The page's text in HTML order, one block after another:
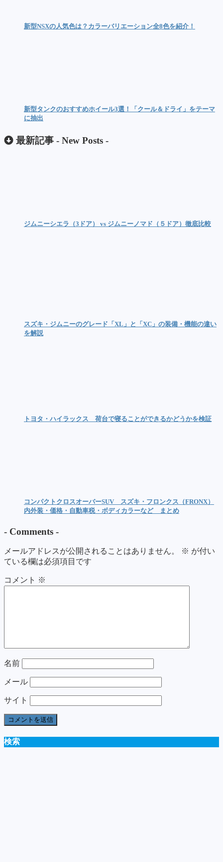
新型NSXの人気色は？カラーバリエーション全8色を紹介！
新型タンクのおすすめホイール3選！「クール＆ドライ」をテーマ
に抽出
最新記事 - New Posts -
ジムニーシエラ（3ドア） vs ジムニーノマド（５ドア）徹底比較
スズキ・ジムニーのグレード「XL」と「XC」の装備・機能の違い
を解説
トヨタ・ハイラックス 荷台で寝ることができるかどうかを検証
コンパクトクロスオーバーSUV スズキ・フロンクス（FRONX）
内外装・価格・自動車税・ボディカラーなど まとめ
- Comments -
メールアドレスが公開されることはありません。 ※ が付い
ている欄は必須項目です
コメント ※
名前
メール
サイト
検索